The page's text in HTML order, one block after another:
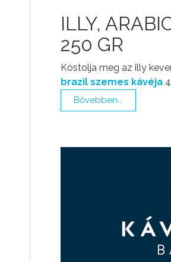
ILLY,
250 GR
Kóstolja meg az illy
brazil szemes kávéja
Bővebben...